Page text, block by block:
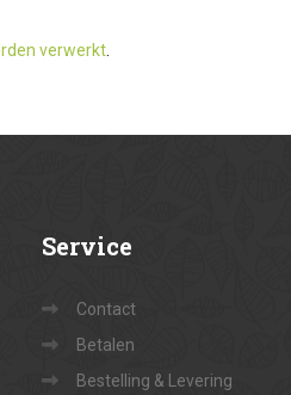
verwerkt
Service
Contact
Betalen
Bestelling & Levering